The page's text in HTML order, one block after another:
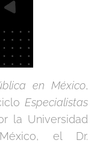
en México,
Especialistas
la Universidad
el Dr.